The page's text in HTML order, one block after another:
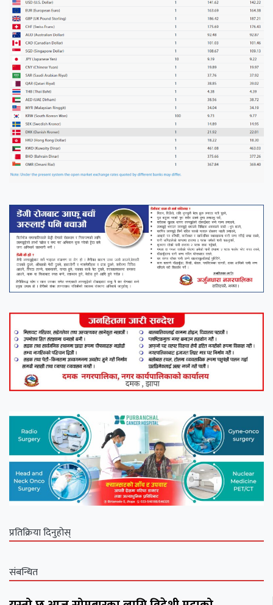
प्रतिक्रिया दिनुहोस्
संबन्धित